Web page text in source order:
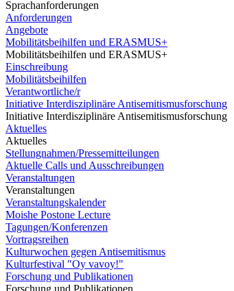
Sprachanforderungen
Anforderungen
Angebote
Mobilitätsbeihilfen und ERASMUS+
Mobilitätsbeihilfen und ERASMUS+
Einschreibung
Mobilitätsbeihilfen
Verantwortliche/r
Initiative Interdisziplinäre Antisemitismusforschung
Initiative Interdisziplinäre Antisemitismusforschung
Aktuelles
Aktuelles
Stellungnahmen/Pressemitteilungen
Aktuelle Calls und Ausschreibungen
Veranstaltungen
Veranstaltungen
Veranstaltungskalender
Moishe Postone Lecture
Tagungen/Konferenzen
Vortragsreihen
Kulturwochen gegen Antisemitismus
Kulturfestival "Oy vavoy!"
Forschung und Publikationen
Forschung und Publikationen